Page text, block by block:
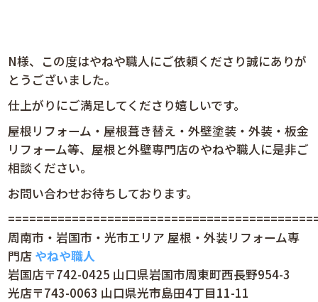
N様、この度はやねや職人にご依頼くださり誠にありが
とうございました。
仕上がりにご満足してくださり嬉しいです。
屋根リフォーム・屋根葺き替え・外壁塗装・外装・板金
リフォーム等、屋根と外壁専門店のやねや職人に是非ご
相談ください。
お問い合わせお待ちしております。
周南市・岩国市・光市エリア 屋根・外装リフォーム専
門店 やねや職人
岩国店〒742-0425 山口県岩国市周東町西長野954-3
光店〒743-0063 山口県光市島田4丁目11-11